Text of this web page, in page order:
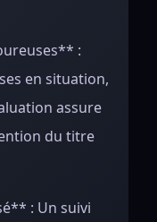
:
en situation,
assure
du titre
: Un suivi